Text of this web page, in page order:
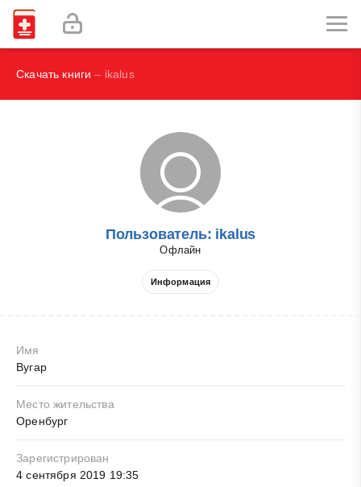
Наглядная иммунология - Бурместер Г.-Р., Пецутто А.
Labex Digital
Скачать книги – ikalus
Пользователь: ikalus
Офлайн
Информация
Имя
Вугар
Место жительства
Оренбург
Зарегистрирован
4 сентября 2019 19:35